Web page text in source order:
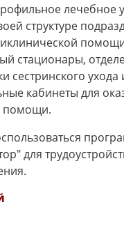
лечебное
структуре
стационары,
сестринского ухода
кабинеты для
помощи.
для